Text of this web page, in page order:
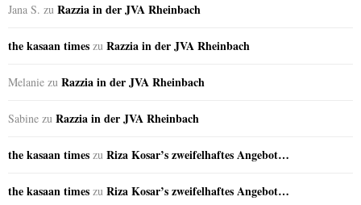
Jana S. zu Razzia in der JVA Rheinbach
the kasaan times zu Razzia in der JVA Rheinbach
Melanie zu Razzia in der JVA Rheinbach
Sabine zu Razzia in der JVA Rheinbach
the kasaan times zu Riza Kosar’s zweifelhaftes Angebot…
the kasaan times zu Riza Kosar’s zweifelhaftes Angebot…